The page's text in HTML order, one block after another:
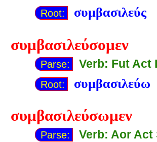
Root: συμβασιλεύς
συμβασιλεύσομεν
Parse: Verb: Fut Act
Root: συμβασιλεύω
συμβασιλεύσωμεν
Parse: Verb: Aor Act